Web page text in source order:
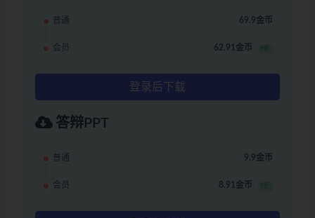
普通 69.9金币
会员 62.91金币 9折
登录后下载
答辩PPT
普通 9.9金币
会员 8.91金币 9折